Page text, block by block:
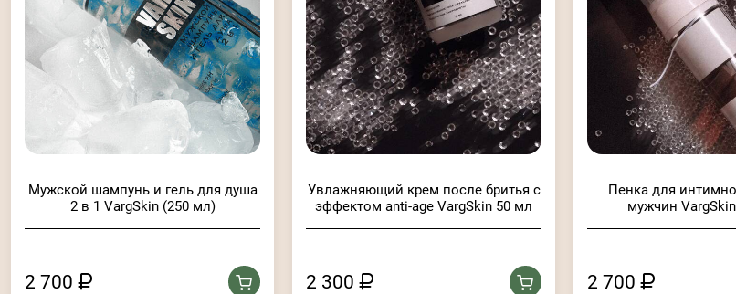
Мужской шампунь и гель для душа
2 в 1 VargSkin (250 мл)
2 700
Увлажняющий крем после бритья с
эффектом anti-age VargSkin 50 мл
2 300
Пенка для
мужчин
2 700